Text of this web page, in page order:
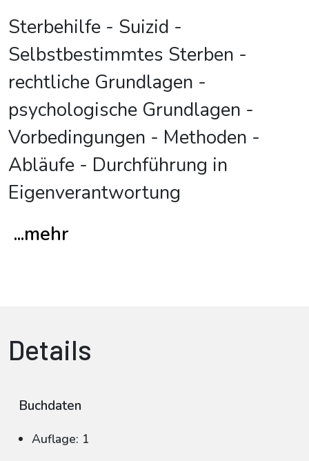
Sterbehilfe - Suizid -
Selbstbestimmtes Sterben -
rechtliche Grundlagen -
psychologische Grundlagen -
Vorbedingungen - Methoden -
Abläufe - Durchführung in
Eigenverantwortung
...mehr
Details
Buchdaten
Auflage: 1